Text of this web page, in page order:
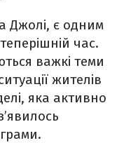
Джолі, є одним
час.
важкі теми
жителів
яка активно